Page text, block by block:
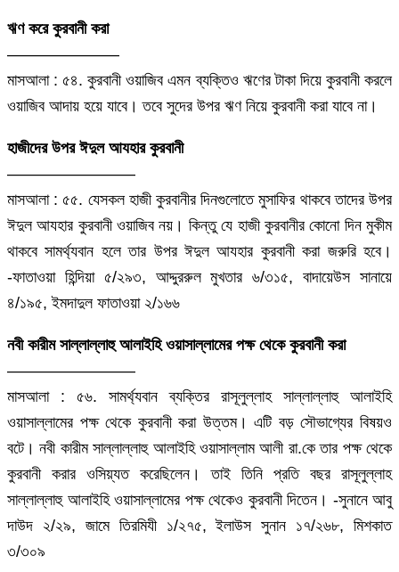
ঋণ করে কুরবানী করা
———————
মাসআলা : ৫৪. কুরবানী ওয়াজিব এমন ব্যক্তিও ঋণের টাকা দিয়ে কুরবানী করলে
ওয়াজিব আদায় হয়ে যাবে। তবে সুদের উপর ঋণ নিয়ে কুরবানী করা যাবে না।
হাজীদের উপর ঈদুল আযহার কুরবানী
————————
মাসআলা : ৫৫. যেসকল হাজী কুরবানীর দিনগুলোতে মুসাফির থাকবে তাদের উপর
ঈদুল আযহার কুরবানী ওয়াজিব নয়। কিন্তু যে হাজী কুরবানীর কোনো দিন মুকীম
থাকবে সামর্থ্যবান হলে তার উপর ঈদুল আযহার কুরবানী করা জরুরি হবে।
-ফাতাওয়া হিন্দিয়া ৫/২৯৩, আদ্দুররুল মুখতার ৬/৩১৫, বাদায়েউস সানায়ে
৪/১৯৫, ইমদাদুল ফাতাওয়া ২/১৬৬
নবী কারীম সাল্লাল্লাহু আলাইহি ওয়াসাল্লামের পক্ষ থেকে কুরবানী করা
————————
মাসআলা : ৫৬. সামর্থ্যবান ব্যক্তির রাসূলুল্লাহ সাল্লাল্লাহু আলাইহি
ওয়াসাল্লামের পক্ষ থেকে কুরবানী করা উত্তম। এটি বড় সৌভাগ্যের বিষয়ও
বটে। নবী কারীম সাল্লাল্লাহু আলাইহি ওয়াসাল্লাম আলী রা.কে তার পক্ষ থেকে
কুরবানী করার ওসিয়্যত করেছিলেন। তাই তিনি প্রতি বছর রাসূলুল্লাহ
সাল্লাল্লাহু আলাইহি ওয়াসাল্লামের পক্ষ থেকেও কুরবানী দিতেন। -সুনানে আবু
দাউদ ২/২৯, জামে তিরমিযী ১/২৭৫, ইলাউস সুনান ১৭/২৬৮, মিশকাত
৩/৩০৯